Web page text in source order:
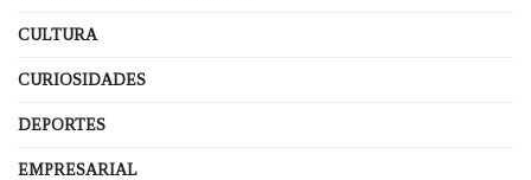
CULTURA
CURIOSIDADES
DEPORTES
EMPRESARIAL